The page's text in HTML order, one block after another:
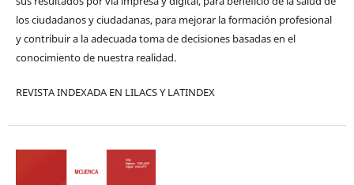
los ciudadanos y ciudadanas, para mejorar la formación profesional
y contribuir a la adecuada toma de decisiones basadas en el
conocimiento de nuestra realidad.
REVISTA INDEXADA EN LILACS Y LATINDEX